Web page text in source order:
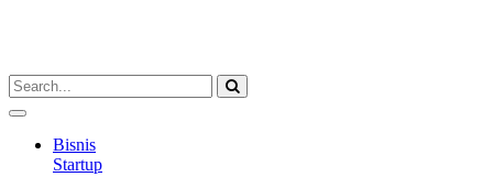
Bisnis
Startup